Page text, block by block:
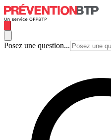
Posez une question...